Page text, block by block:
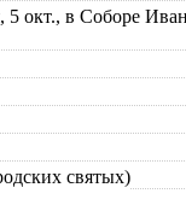
окт., в Соборе
святых)